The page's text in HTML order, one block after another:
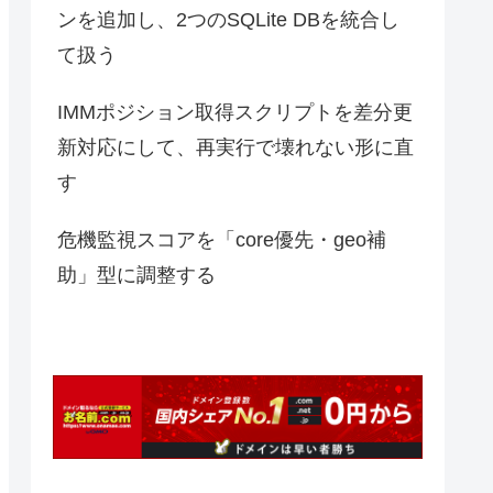
ンを追加し、2つのSQLite DBを統合し
て扱う
IMMポジション取得スクリプトを差分更
新対応にして、再実行で壊れない形に直
す
危機監視スコアを「core優先・geo補
助」型に調整する